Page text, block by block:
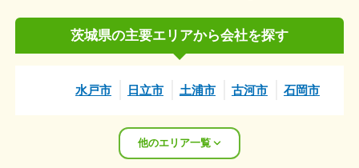
茨城県の主要エリアから会社を探す
水戸市 日立市 土浦市 古河市 石岡市
他のエリア一覧